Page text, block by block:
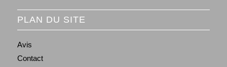
PLAN DU SITE
Avis
Contact